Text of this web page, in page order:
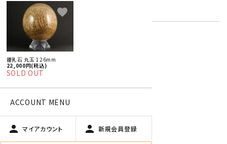
鍾乳石 丸玉 126mm
22,000円(税込)
SOLD OUT
favorite
ACCOUNT MENU
person マイアカウント person 新規会員登録
キーワード: 天然石 丸玉 特集
特定商取引法に基づく表記 (返品など)
この商品を友達に教える
商品説明